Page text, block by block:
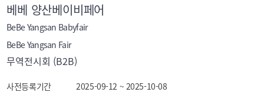
베베 양산베이비페어
BeBe Yangsan Babyfair
BeBe Yangsan Fair
무역전시회 (B2B)
사전등록기간
2025-09-12 ~ 2025-10-08